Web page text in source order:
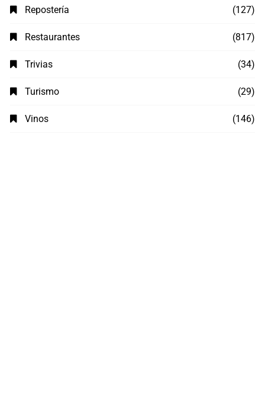
Repostería (127)
Restaurantes (817)
Trivias (34)
Turismo (29)
Vinos (146)